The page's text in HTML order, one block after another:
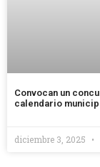
Convocan un
calendario
diciembre 3, 2025